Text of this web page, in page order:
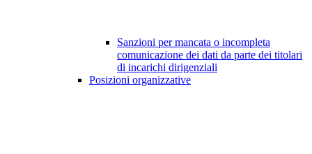
Sanzioni per mancata o incompleta
comunicazione dei dati da parte dei titolari
di incarichi dirigenziali
Posizioni organizzative